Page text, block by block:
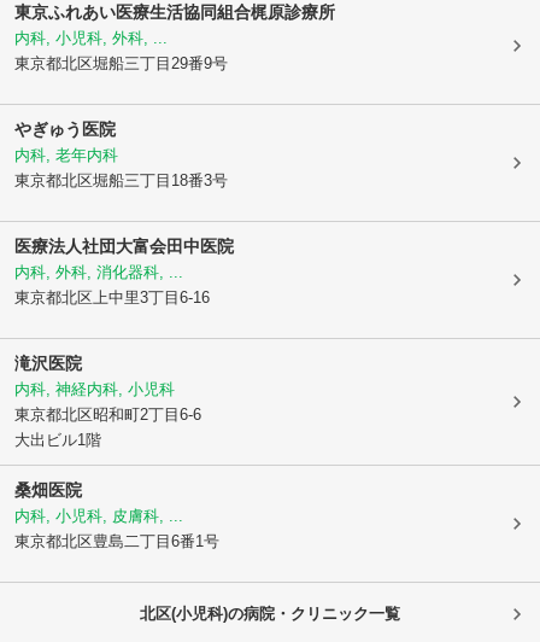
東京ふれあい医療生活協同組合梶原診療所
内科, 小児科, 外科, ...
東京都北区堀船三丁目29番9号
やぎゅう医院
内科, 老年内科
東京都北区堀船三丁目18番3号
医療法人社団大富会田中医院
内科, 外科, 消化器科, ...
東京都北区 上中里3丁目6-16
滝沢医院
内科, 神経内科, 小児科
東京都北区昭和町2丁目6-6
大出ビル1階
桑畑医院
内科, 小児科, 皮膚科, ...
東京都北区豊島二丁目6番1号
北区(小児科)の病院・クリニック一覧